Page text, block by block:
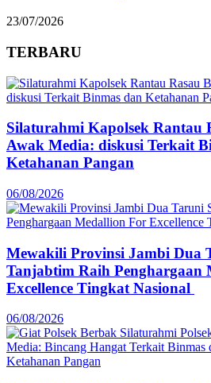
23/07/2026
TERBARU
Silaturahmi Kapolsek Rantau
Awak Media: diskusi Terkait
Ketahanan Pangan
06/08/2026
Mewakili Provinsi Jambi Dua
Tanjabtim Raih Penghargaan
Excellence Tingkat Nasional
06/08/2026